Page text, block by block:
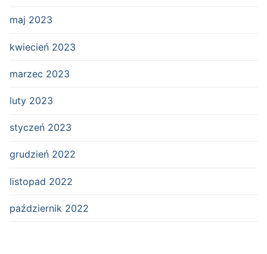
maj 2023
kwiecień 2023
marzec 2023
luty 2023
styczeń 2023
grudzień 2022
listopad 2022
październik 2022